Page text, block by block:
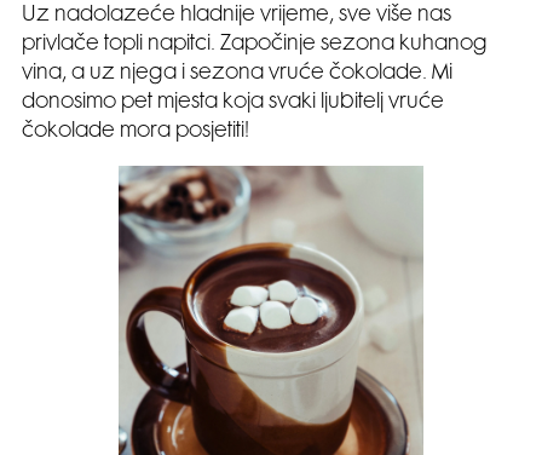
Uz nadolazeće hladnije vrijeme, sve više nas
privlače topli napitci. Započinje sezona kuhanog
vina, a uz njega i sezona vruće čokolade. Mi
donosimo pet mjesta koja svaki ljubitelj vruće
čokolade mora posjetiti!